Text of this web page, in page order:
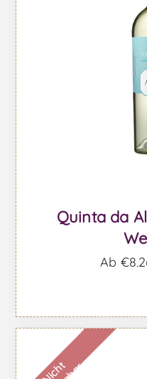
Quinta da
Ab
N
i
c
h
t
v
e
r
f
ü
g
b
a